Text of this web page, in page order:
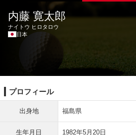
内藤 寛太郎
ナイトウ ヒロタロウ
日本
プロフィール
出身地 福島県
生年月日 1982年5月20日